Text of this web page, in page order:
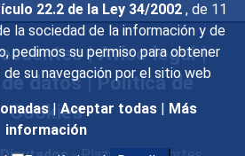
22.2 de la Ley 34/2002 , de 11
la sociedad de la información y de
pedimos su permiso para obtener
su navegación por el sitio web
| Aceptar todas | Más
información
|Aviso legal|
datos|Política de
Cookies